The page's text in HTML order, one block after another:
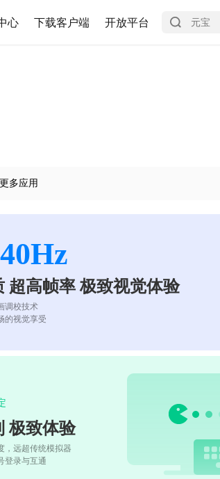
心 下载客户端 开放平台
多应用
超高帧率 极致视觉体验
调校技术
的视觉享受
极致体验
，远超传统模拟器
登录与互通